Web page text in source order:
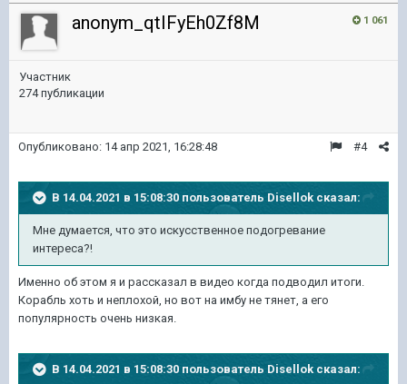
1 061
anonym_qtIFyEh0Zf8M
Участник
274 публикации
#4
Опубликовано: 14 апр 2021, 16:28:48
В 14.04.2021 в 15:08:30 пользователь Disellok сказал:
Мне думается, что это искусственное подогревание
интереса?!
Именно об этом я и рассказал в видео когда подводил итоги.
Корабль хоть и неплохой, но вот на имбу не тянет, а его
популярность очень низкая.
В 14.04.2021 в 15:08:30 пользователь Disellok сказал: